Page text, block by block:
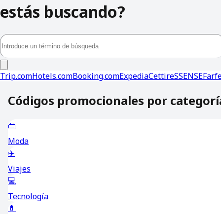
estás buscando?
Trip.comHotels.comBooking.comExpediaCettireSSENSE
Códigos promocionales por
👜
Moda
✈️
Viajes
💻
Tecnología
💊